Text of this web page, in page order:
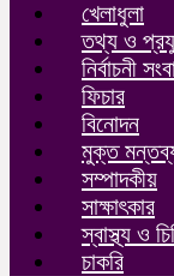
খেলাধুলা
তথ্য ও
নির্বাচনী
ফিচার
বিনোদন
মুক্ত
সম্পাদকীয়
সাক্ষাৎকার
স্বাস্থ্য ও
চাকরি